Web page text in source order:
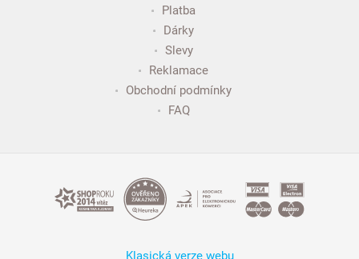
Platba
Dárky
Slevy
Reklamace
Obchodní podmínky
FAQ
Klasická verze webu